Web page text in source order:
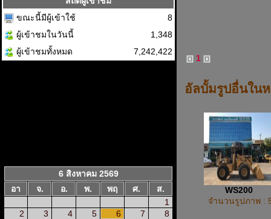
ขณะนี้มีผู้เข้าใช้
8
ผู้เข้าชมในวันนี้
1,348
ผู้เข้าชมทั้งหมด
7,242,422
6 สิงหาคม 2569
อา
จ. อ. พ. พฤ ศ.
ส.
1
2
3 4 5 6 7
8
1
อัลบั้มรูปอื่นใน
WS200
จำนวนรูปภาพ :